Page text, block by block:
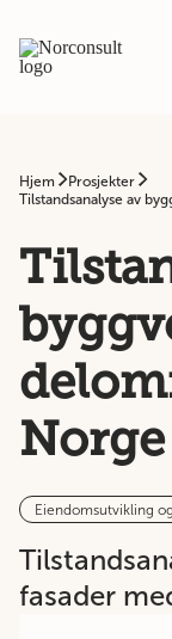
Hjem
Prosjekter
Tilstandsanalyse av
Norge
Eiendomsutvikling
fasader